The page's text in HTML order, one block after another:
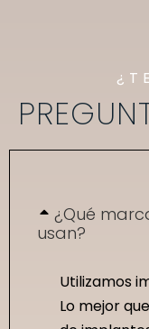
¿Qué
usan?
Utilizamos
Lo mejor